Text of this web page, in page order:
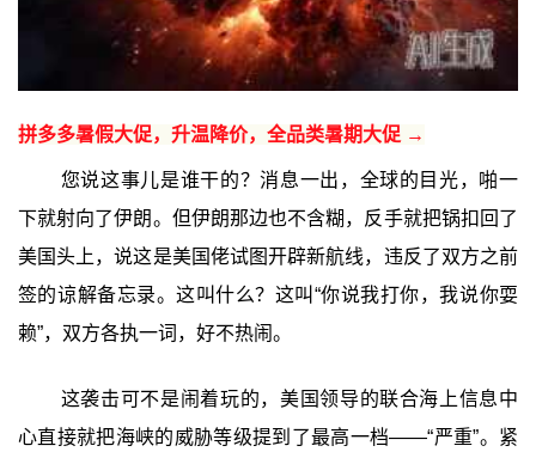
拼多多暑假大促，升温降价，全品类暑期大促 →
您说这事儿是谁干的？消息一出，全球的目光，啪一
下就射向了伊朗。但伊朗那边也不含糊，反手就把锅扣回了
美国头上，说这是美国佬试图开辟新航线，违反了双方之前
签的谅解备忘录。这叫什么？这叫“你说我打你，我说你耍
赖”，双方各执一词，好不热闹。
这袭击可不是闹着玩的，美国领导的联合海上信息中
心直接就把海峡的威胁等级提到了最高一档——“严重”。紧